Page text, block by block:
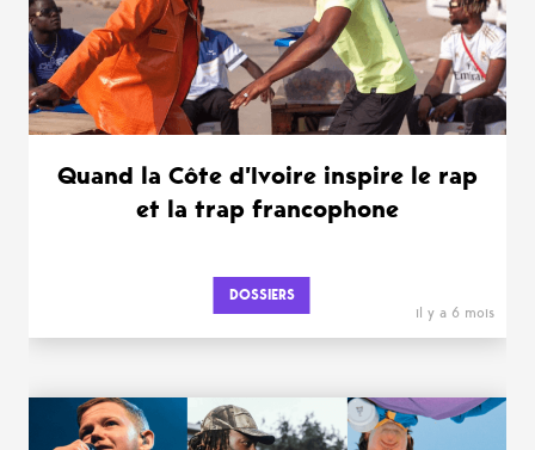
Quand la Côte d’Ivoire inspire le rap
et la trap francophone
DOSSIERS
il y a 6 mois